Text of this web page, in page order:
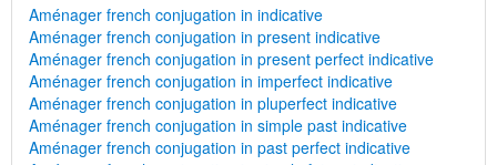
Aménager french conjugation in indicative
Aménager french conjugation in present indicative
Aménager french conjugation in present perfect indicative
Aménager french conjugation in imperfect indicative
Aménager french conjugation in pluperfect indicative
Aménager french conjugation in simple past indicative
Aménager french conjugation in past perfect indicative